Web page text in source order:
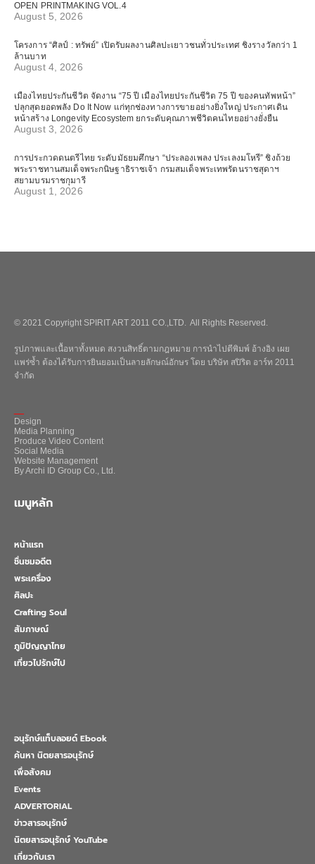
OPEN PRINTMAKING VOL.4
August 5, 2026
โครงการ “ศิลป์ : ทรัพย์” เปิดรับผลงานศิลปะเยาวชนทั่วประเทศ ชิงรางวัลกว่า 1
ล้านบาท
August 4, 2026
เมืองไทยประกันชีวิต จัดงาน “75 ปี เมืองไทยประกันชีวิต 75 ปี ของคนทัพหน้า”
ปลุกสุดยอดพลัง Do It Now แก่ทุกช่องทางการขายอย่างยิ่งใหญ่ ประกาศเดิน
หน้าสร้าง Longevity Ecosystem ยกระดับคุณภาพชีวิตคนไทยอย่างยั่งยืน
August 3, 2026
การประกวดดนตรีไทย ระดับมัธยมศึกษา “ประลองเพลง ประเลงมโหรี” ชิงถ้วย
พระราชทานสมเด็จพระกนิษฐาธิราชเจ้า กรมสมเด็จพระเทพรัตนราชสุดาฯ
สยามบรมราชกุมารี
August 1, 2026
© 2021 Copyright SPIRIT ART 2011 CO.,LTD. All Rights Reserved.
รูปภาพและเนื้อหาทั้งหมด สงวนสิทธิ์ตามกฎหมาย การนำไปตีพิมพ์ อ้างอิง เผย
แพร่ซ้ำ ต้องได้รับการยินยอมเป็นลายลักษณ์อักษร โดย บริษัท สปิริต อาร์ท 2011
จำกัด
Design
Media Planning
Produce Video Content
Social Media
Website Management
By Archi ID Group Co., Ltd.
เมนูหลัก
หน้าแรก
ชื่นชมอดีต
พระเครื่อง
ศิลปะ
Crafting Soul
สัมภาษณ์
ภูมิปัญญาไทย
เที่ยวไปรักษ์ไป
อนุรักษ์แท็บลอยด์ Ebook
ค้นหา นิตยสารอนุรักษ์
เพื่อสังคม
Events
ADVERTORIAL
ข่าวสารอนุรักษ์
นิตยสารอนุรักษ์ YouTube
เกี่ยวกับเรา